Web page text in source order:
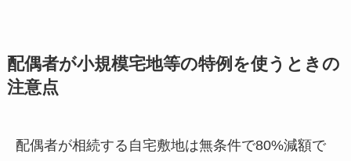
配偶者が小規模宅地等の特例を使うときの
注意点
配偶者が相続する自宅敷地は無条件で80%減額で